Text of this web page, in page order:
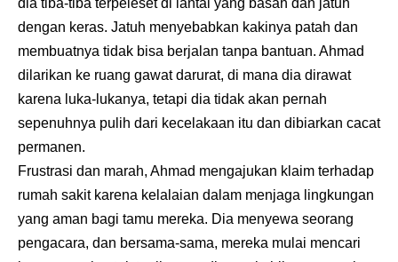
dia tiba-tiba terpeleset di lantai yang basah dan jatuh
dengan keras. Jatuh menyebabkan kakinya patah dan
membuatnya tidak bisa berjalan tanpa bantuan. Ahmad
dilarikan ke ruang gawat darurat, di mana dia dirawat
karena luka-lukanya, tetapi dia tidak akan pernah
sepenuhnya pulih dari kecelakaan itu dan dibiarkan cacat
permanen.
Frustrasi dan marah, Ahmad mengajukan klaim terhadap
rumah sakit karena kelalaian dalam menjaga lingkungan
yang aman bagi tamu mereka. Dia menyewa seorang
pengacara, dan bersama-sama, mereka mulai mencari